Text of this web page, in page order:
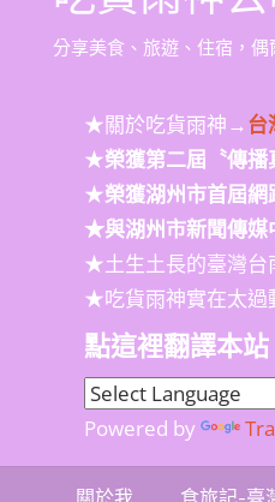
分享美食、旅遊、住宿，偶
★關於吃貨雨神→台
★榮獲第二屆〝傳播
★榮獲湖州市首屆網
★與湖州市新聞傳媒
★土生土長的臺灣台
★吃貨雨神實在太過
點這裡翻譯本站
Powered by